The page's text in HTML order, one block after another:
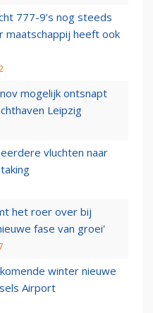
777-9’s nog steeds
maatschappij heeft ook
mogelijk ontsnapt
Leipzig
vluchten naar
het roer over bij
fase van groei'
winter nieuwe
Airport